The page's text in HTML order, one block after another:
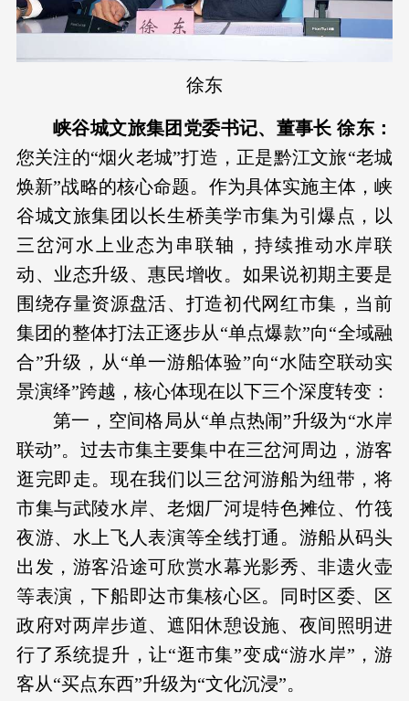
徐东
峡谷城文旅集团党委书记、董事长 徐东：
您关注的“烟火老城”打造，正是黔江文旅“老城
焕新”战略的核心命题。作为具体实施主体，峡
谷城文旅集团以长生桥美学市集为引爆点，以
三岔河水上业态为串联轴，持续推动水岸联
动、业态升级、惠民增收。如果说初期主要是
围绕存量资源盘活、打造初代网红市集，当前
集团的整体打法正逐步从“单点爆款”向“全域融
合”升级，从“单一游船体验”向“水陆空联动实
景演绎”跨越，核心体现在以下三个深度转变：
第一，空间格局从“单点热闹”升级为“水岸
联动”。过去市集主要集中在三岔河周边，游客
逛完即走。现在我们以三岔河游船为纽带，将
市集与武陵水岸、老烟厂河堤特色摊位、竹筏
夜游、水上飞人表演等全线打通。游船从码头
出发，游客沿途可欣赏水幕光影秀、非遗火壶
等表演，下船即达市集核心区。同时区委、区
政府对两岸步道、遮阳休憩设施、夜间照明进
行了系统提升，让“逛市集”变成“游水岸”，游
客从“买点东西”升级为“文化沉浸”。